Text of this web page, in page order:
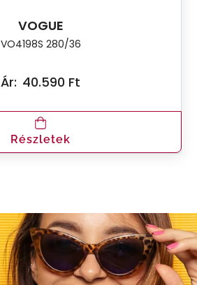
VOGUE
VO4198S 280/36
Ár: 40.590 Ft
Részletek